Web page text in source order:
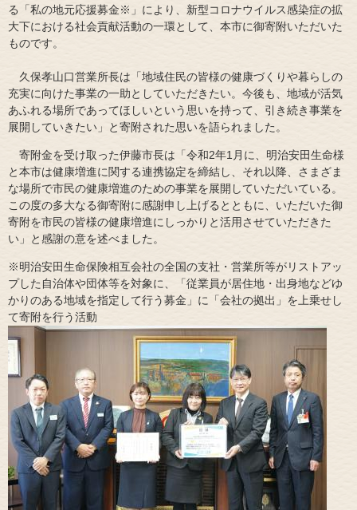
る「私の地元応援募金※」により、新型コロナウイルス感染症の拡
大下における社会貢献活動の一環として、本市に御寄附いただいた
ものです。
久保孝山口営業所長は「地域住民の皆様の健康づくりや暮らしの
充実に向けた事業の一助としていただきたい。今後も、地域が活気
あふれる場所であってほしいという思いを持って、引き続き事業を
展開していきたい」と寄附された思いを語られました。
寄附金を受け取った伊藤市長は「令和2年1月に、明治安田生命様
と本市は健康増進に関する連携協定を締結し、それ以降、さまざま
な場所で市民の健康増進のための事業を展開していただいている。
この度の多大なる御寄附に感謝申し上げるとともに、いただいた御
寄附を市民の皆様の健康増進にしっかりと活用させていただきた
い」と感謝の意を述べました。
※明治安田生命保険相互会社の全国の支社・営業所等がリストアッ
プした自治体や団体等を対象に、「従業員が居住地・出身地などゆ
かりのある地域を指定して行う募金」に「会社の拠出」を上乗せし
て寄附を行う活動